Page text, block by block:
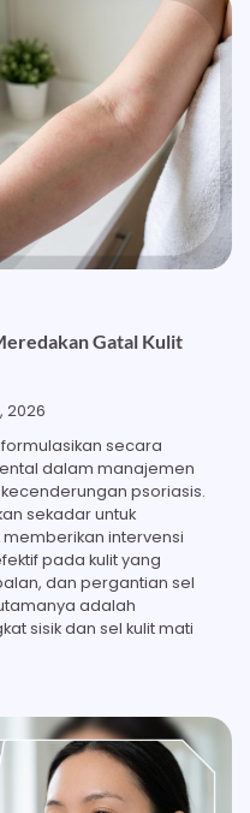
Gatal Kulit
2026
secara
dalam manajemen
psoriasis.
sekadar untuk
intervensi
pada kulit yang
dan pergantian sel
adalah
sisik dan sel kulit mati